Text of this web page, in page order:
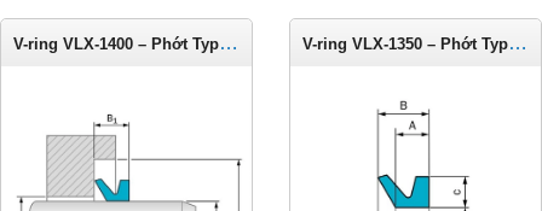
V-ring VLX-1400 – Phớt Type LX cho trục 1375-1425 mm V-ring VLX-1350 – Phớt Type LX cho trục 1325-1375 mm